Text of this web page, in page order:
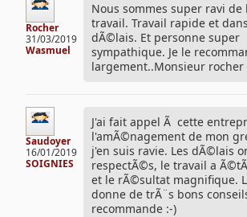
Rocher
31/03/2019
Wasmuel
Nous sommes super ravi de
travail. Travail rapide et
dÃ©lais. Et personne super
sympathique. Je le
largement..Monsieur rocher
Saudoyer
16/01/2019
SOIGNIES
J'ai fait appel Ã cette
l'amÃ©nagement de mon
j'en suis ravie. Les dÃ©lais
respectÃ©s, le travail a
et le rÃ©sultat magnifique.
donne de trÃ¨s bons
recommande :-)